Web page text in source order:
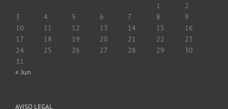
1
2
3
4 5 6 7 8
9
10
11 12 13 14 15
16
17
18 19 20 21 22
23
24
25 26 27 28 29
30
31
« Jun
AVISO LEGAL